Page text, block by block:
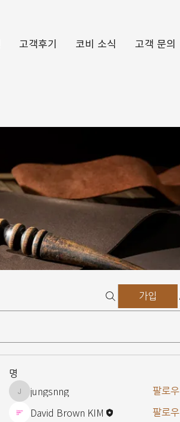
고객후기 코비 소식 고객 문의
가입
명
jungsnng
jungsnng 팔로우
David Brown KIM 팔로우